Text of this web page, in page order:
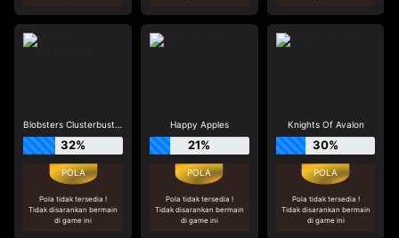
Blobsters Clusterbuster
32%
Pola tidak tersedia !
Tidak disarankan bermain
di game ini
Happy Apples
21%
Pola tidak tersedia !
Tidak disarankan bermain
di game ini
Knights Of Avalon
30%
Pola tidak tersedia !
Tidak disarankan bermain
di game ini